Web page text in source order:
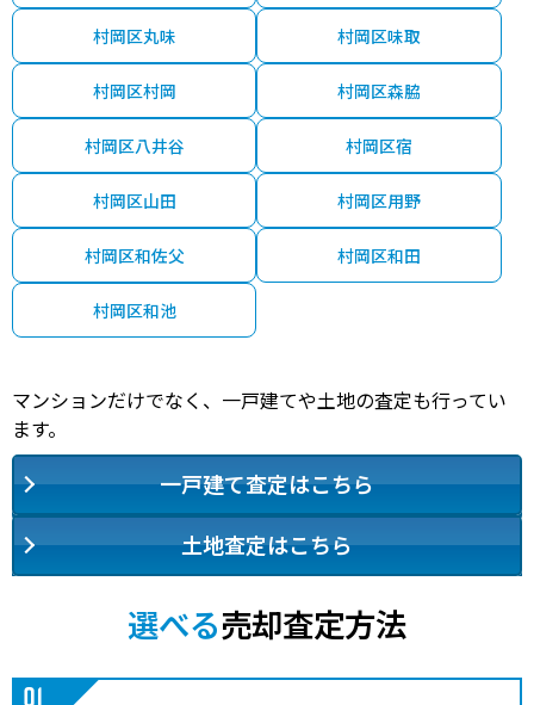
村岡区丸味 村岡区味取
村岡区村岡 村岡区森脇
村岡区八井谷 村岡区宿
村岡区山田 村岡区用野
村岡区和佐父 村岡区和田
村岡区和池
マンションだけでなく、一戸建てや土地の査定も行ってい
ます。
一戸建て査定はこちら
土地査定はこちら
選べる売却査定方法